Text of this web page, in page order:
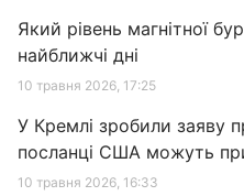
Який рівень магнітної
найближчі дні
10 травня 2026, 17:25
У Кремлі зробили заяву
посланці США можуть
10 травня 2026, 16:33